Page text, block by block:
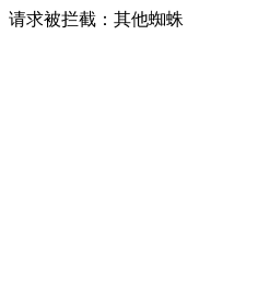
请求被拦截：其他蜘蛛